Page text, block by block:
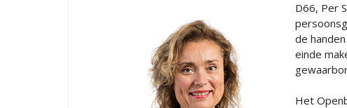
D66, Per
de
einde
Het